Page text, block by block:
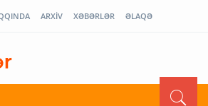
ARXİV XƏBƏRLƏR ƏLAQƏ